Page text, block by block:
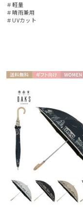
＃軽量
＃晴雨兼用
＃UVカット